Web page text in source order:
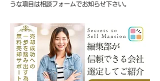
うな項目は相談フォームでお知らせ下さい。